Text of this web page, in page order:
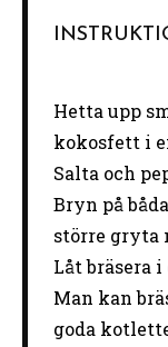
Hetta upp
kokosfett i
Salta och
Bryn på
större gryta
Låt bräsera
Man kan
goda